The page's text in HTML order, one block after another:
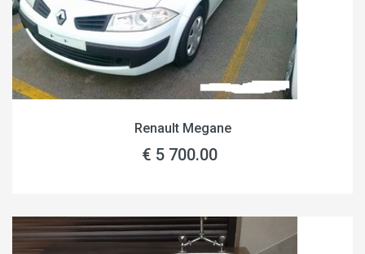
Renault Megane
€ 5 700.00